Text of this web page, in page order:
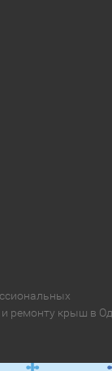
ремонту крыш в